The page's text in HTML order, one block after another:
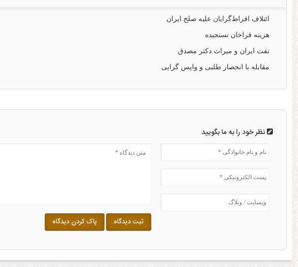
ائتلاف افراط‌گرایان علیه صلح ایران
هزینه فراخان نسنجیده
نفت ایران و میراث دکتر مصدق
مقابله با انحصار طلبی و واپس گرایی
نظر خود را به ما بگویید